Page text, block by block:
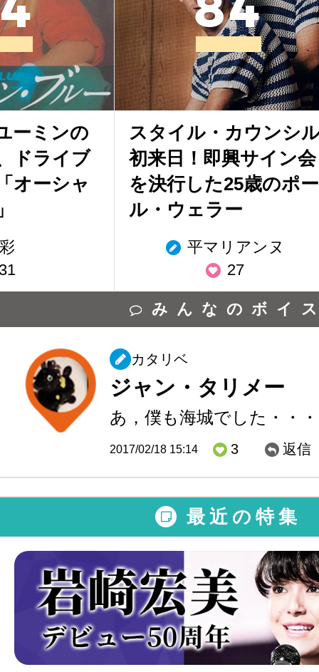
4
ーミンの
ドライブ
オーシャ
彩
84
スタイル・カウンシ
初来日！即興サイン会
を決行した25歳のポー
ル・ウェラー
平マリアンヌ
27
みんなのボイ
カタリベ
ジャン・タリメー
あ，僕も海城でした・・・
2017/02/18 15:14 3 返信
最近の特集